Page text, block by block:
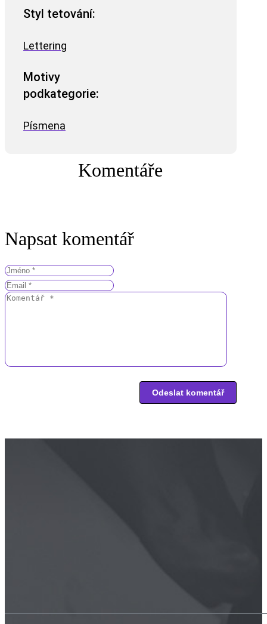
Styl tetování:
Lettering
Motivy
podkategorie:
Písmena
Komentáře
Napsat komentář